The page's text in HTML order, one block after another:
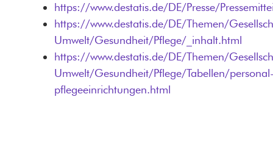
https://www.destatis.de/DE/Presse/
https://www.destatis.de/DE/Themen/
Umwelt/Gesundheit/Pflege/_inhalt.html
https://www.destatis.de/DE/Themen/
Umwelt/Gesundheit/Pflege/Tabellen/
pflegeeinrichtungen.html